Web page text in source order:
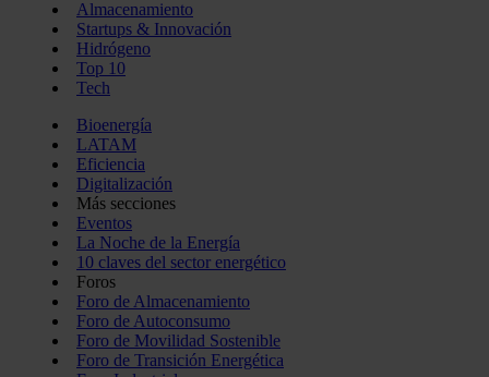
Almacenamiento
Startups & Innovación
Hidrógeno
Top 10
Tech
Bioenergía
LATAM
Eficiencia
Digitalización
Más secciones
Eventos
La Noche de la Energía
10 claves del sector energético
Foros
Foro de Almacenamiento
Foro de Autoconsumo
Foro de Movilidad Sostenible
Foro de Transición Energética